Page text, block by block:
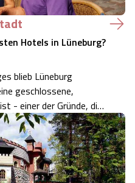
Hotels in Lüneburg?
blieb Lüneburg
geschlossene,
- einer der Gründe, die
Oktober 2007 den Titel
Überall in der Innenstadt
…